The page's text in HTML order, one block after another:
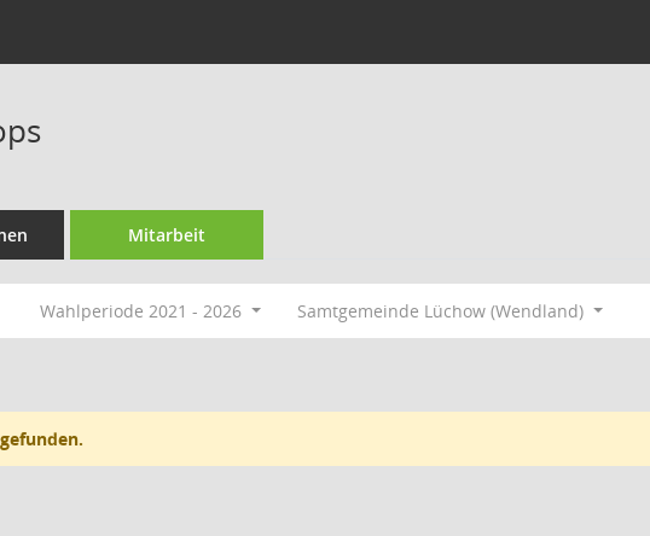
Mitarbeit
Wahlperiode 2021 - 2026 Samtgemeinde Lüchow (Wendland)